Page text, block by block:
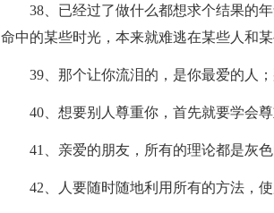
38、已经过了做什么都想求个结果的
命中的某些时光，本来就难逃在某些人和
39、那个让你流泪的，是你最爱的人
40、想要别人尊重你，首先就要学会尊
41、亲爱的朋友，所有的理论都是灰
42、人要随时随地利用所有的方法，